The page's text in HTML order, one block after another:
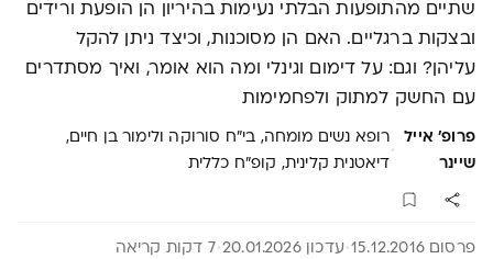
שתיים מהתופעות הבלתי נעימות בהיריון הן הופעת ורידים
ובצקות ברגליים. האם הן מסוכנות, וכיצד ניתן להקל
עליהן? וגם: על דימום וגינלי ומה הוא אומר, ואיך מסתדרים
עם החשק למתוק ולפחמימות
פרופ' אייל
שיינר
·רופא נשים מומחה, בי"ח סורוקה ולימור בן חיים,
דיאטנית קלינית, קופ"ח כללית
פרסום 15.12.2016 עדכון 20.01.2026 7 דקות קריאה